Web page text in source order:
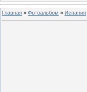
Главная » Фотоальбом » Испания